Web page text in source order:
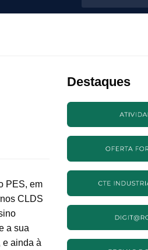
for:
PES, em
CLDS
a sua
e ainda à
Destaques